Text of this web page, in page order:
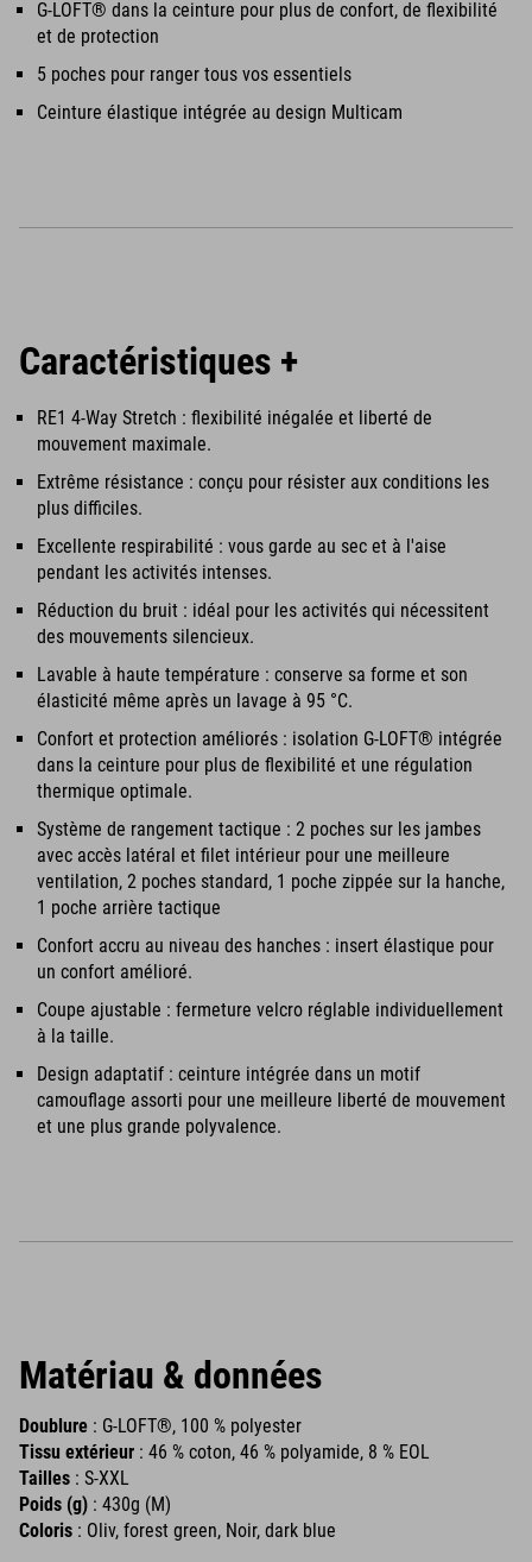
G-LOFT® dans la ceinture pour plus de confort, de flexibilité
et de protection
5 poches pour ranger tous vos essentiels
Ceinture élastique intégrée au design Multicam
Caractéristiques +
RE1 4-Way Stretch : flexibilité inégalée et liberté de
mouvement maximale.
Extrême résistance : conçu pour résister aux conditions les
plus difficiles.
Excellente respirabilité : vous garde au sec et à l'aise
pendant les activités intenses.
Réduction du bruit : idéal pour les activités qui nécessitent
des mouvements silencieux.
Lavable à haute température : conserve sa forme et son
élasticité même après un lavage à 95 °C.
Confort et protection améliorés : isolation G-LOFT® intégrée
dans la ceinture pour plus de flexibilité et une régulation
thermique optimale.
Système de rangement tactique : 2 poches sur les jambes
avec accès latéral et filet intérieur pour une meilleure
ventilation, 2 poches standard, 1 poche zippée sur la hanche,
1 poche arrière tactique
Confort accru au niveau des hanches : insert élastique pour
un confort amélioré.
Coupe ajustable : fermeture velcro réglable individuellement
à la taille.
Design adaptatif : ceinture intégrée dans un motif
camouflage assorti pour une meilleure liberté de mouvement
et une plus grande polyvalence.
Matériau & données
Doublure : G-LOFT®, 100 % polyester
Tissu extérieur : 46 % coton, 46 % polyamide, 8 % EOL
Tailles : S-XXL
Poids (g) : 430g (M)
Coloris : Oliv, forest green, Noir, dark blue